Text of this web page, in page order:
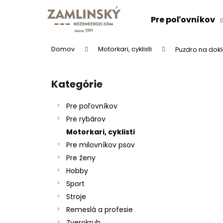
Pre poľovníkov
Domov Motorkari, cyklisti Puzdro na
Preskočiť
kategórie
Kategórie
Pre poľovníkov
Pre rybárov
Motorkari, cyklisti
Pre milovníkov psov
Pre ženy
Hobby
Sport
Stroje
Remeslá a profesie
obchodu
obchodu
KOŽENÝ OPASOK "LOVU ZDAR"
26 €